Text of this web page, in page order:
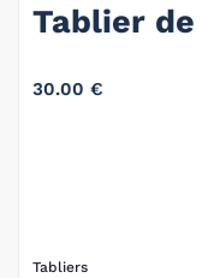
Tablier de
30.00 €
Tabliers